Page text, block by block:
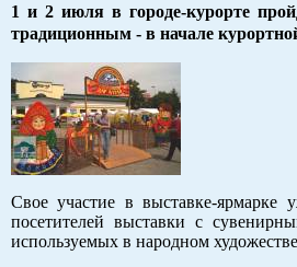
1 и 2 июля в городе-курорте
традиционным - в начале
Свое участие в выставке-ярмарке
посетителей выставки с
используемых в народном